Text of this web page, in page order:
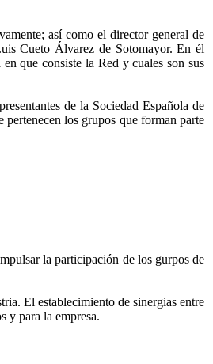
así como el director general de
Cueto Álvarez de Sotomayor. En él
que consiste la Red y cuales son sus
de la Sociedad Española de
pertenecen los grupos que forman parte
la participación de los gurpos de
El establecimiento de sinergias entre
y para la empresa.